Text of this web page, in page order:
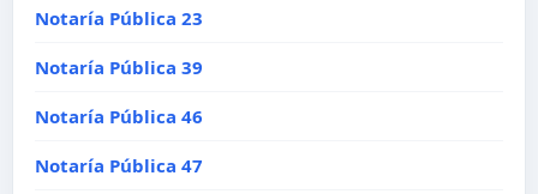
Notaría Pública 23
Notaría Pública 39
Notaría Pública 46
Notaría Pública 47